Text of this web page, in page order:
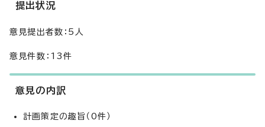
提出状況
意見提出者数：5人
意見件数：13件
意見の内訳
計画策定の趣旨（0件）